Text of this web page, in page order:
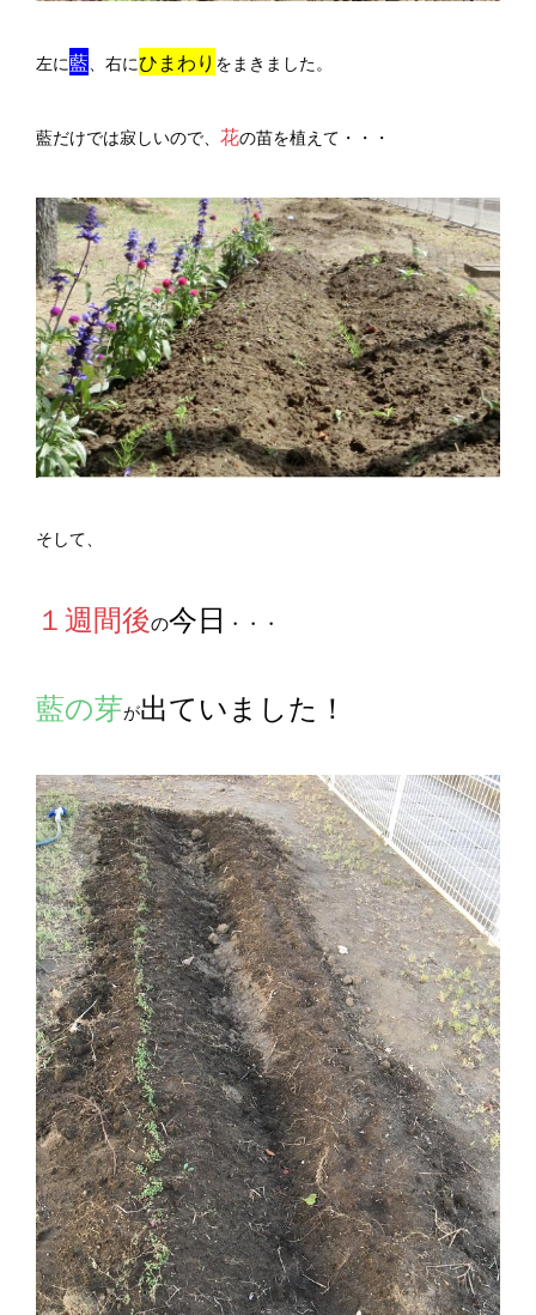
左に藍、右にひまわり をまきました。
藍だけでは寂しいので、 花の苗を植えて・・・
そして、
１週間後の今日 ・・・
藍の芽が出ていました！